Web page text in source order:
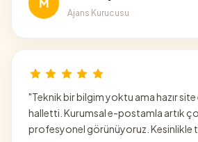
M
Ajans Kurucusu
"Teknik bir bilgim yoktu ama hazır site
halletti. Kurumsal e-postamla artık
profesyonel görünüyoruz. Kesinlikle